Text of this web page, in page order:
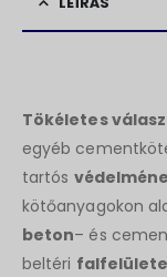
Tökéletes
egyéb
tartós
kötőanyagokon
beton– és
beltéri